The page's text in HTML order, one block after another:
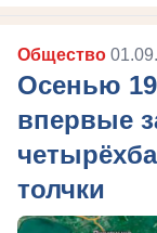
Общество
Осенью
впервые
толчки